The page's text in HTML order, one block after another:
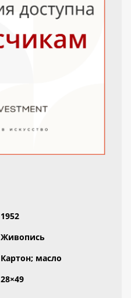
1952
Живопись
Картон; масло
28×49